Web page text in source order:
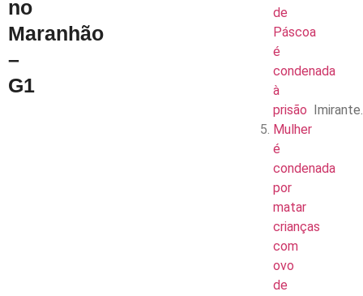
no
Maranhão
–
G1
de
Páscoa
é
condenada
à
prisão
Mulher
é
condenada
por
matar
crianças
com
ovo
de